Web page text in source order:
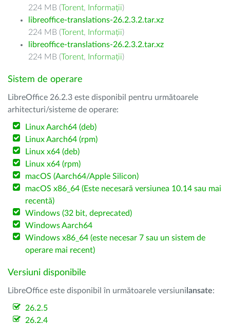
224 MB (Torent, Informații)
libreoffice-translations-26.2.3.2.tar.xz
224 MB (Torent, Informații)
libreoffice-translations-26.2.3.2.tar.xz
224 MB (Torent, Informații)
Sistem de operare
LibreOffice 26.2.3 este disponibil pentru următoarele
arhitecturi/sisteme de operare:
Linux Aarch64 (deb)
Linux Aarch64 (rpm)
Linux x64 (deb)
Linux x64 (rpm)
macOS (Aarch64/Apple Silicon)
macOS x86_64 (Este necesară versiunea 10.14 sau mai
recentă)
Windows (32 bit, deprecated)
Windows Aarch64
Windows x86_64 (este necesar 7 sau un sistem de
operare mai recent)
Versiuni disponibile
LibreOffice este disponibil în următoarele versiuni lansate:
26.2.5
26.2.4